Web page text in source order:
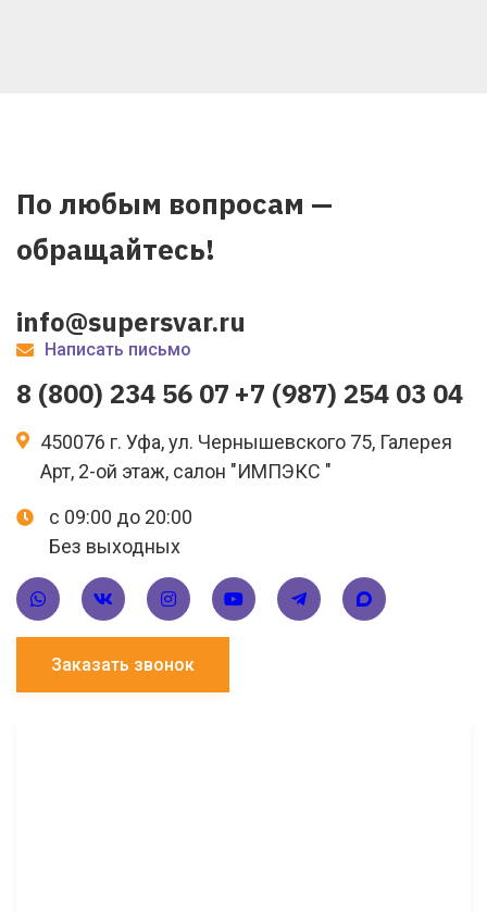
По любым вопросам —
обращайтесь!
info@supersvar.ru
Написать письмо
8 (800) 234 56 07 +7 (987) 254 03 04
450076 г. Уфа, ул. Чернышевского 75, Галерея
Арт, 2-ой этаж, салон "ИМПЭКС "
с 09:00 до 20:00
Без выходных
Заказать звонок